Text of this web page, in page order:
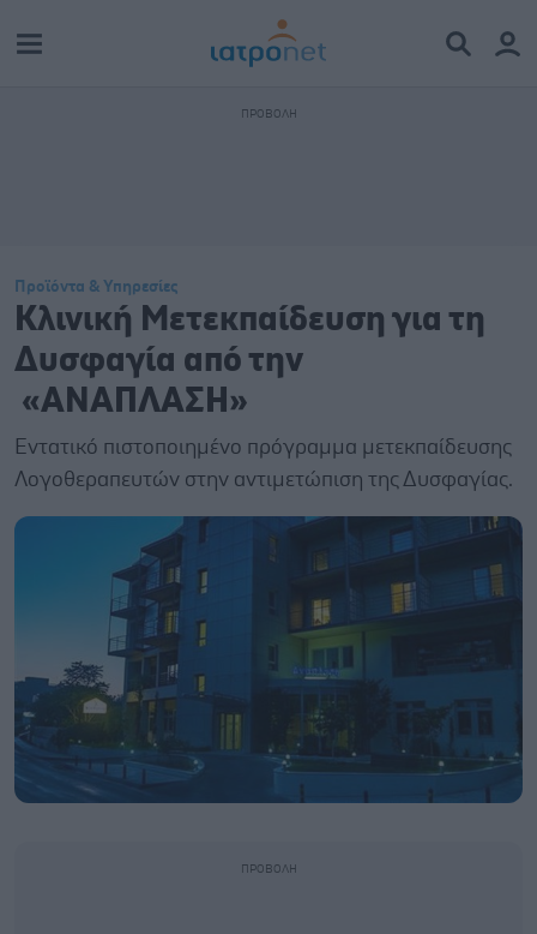
Προϊόντα & Υπηρεσίες
Κλινική Μετεκπαίδευση για τη
Δυσφαγία από την
«ΑΝΑΠΛΑΣΗ»
Eντατικό πιστοποιημένο πρόγραμμα μετεκπαίδευσης
Λογοθεραπευτών στην αντιμετώπιση της Δυσφαγίας.